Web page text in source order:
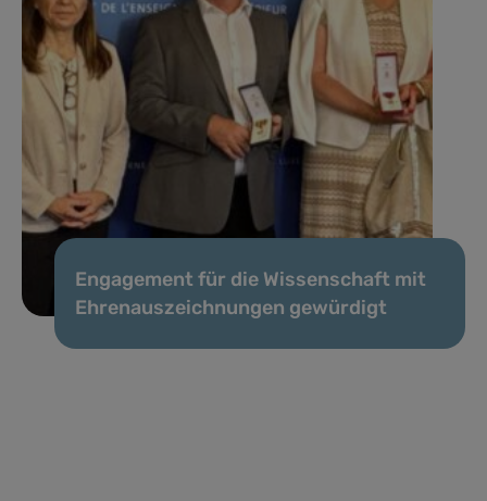
Engagement für die Wissenschaft mit
Ehrenauszeichnungen gewürdigt